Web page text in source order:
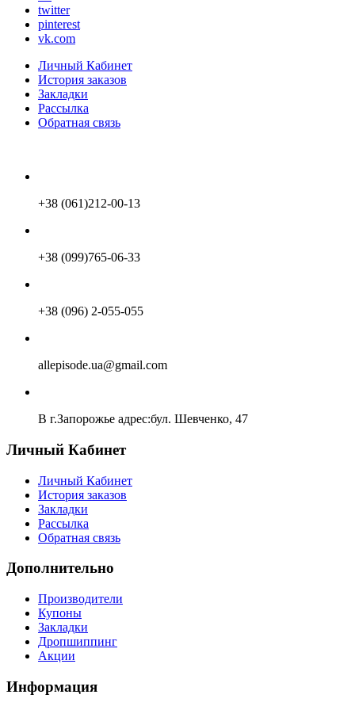
twitter
pinterest
vk.com
Личный Кабинет
История заказов
Закладки
Рассылка
Обратная связь
+38 (061)212-00-13
+38 (099)765-06-33
+38 (096) 2-055-055
allepisode.ua@gmail.com
В г.Запорожье адрес:бул. Шевченко, 47
Личный Кабинет
Личный Кабинет
История заказов
Закладки
Рассылка
Обратная связь
Дополнительно
Производители
Купоны
Закладки
Дропшиппинг
Акции
Информация